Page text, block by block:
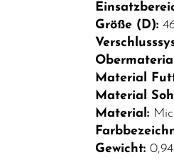
Größe (D):
Material
Material
Material:
Gewicht: